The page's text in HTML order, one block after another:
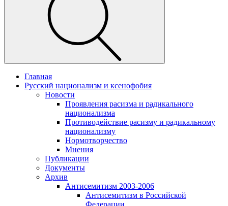
Главная
Русский национализм и ксенофобия
Новости
Проявления расизма и радикального
национализма
Противодействие расизму и радикальному
национализму
Нормотворчество
Мнения
Публикации
Документы
Архив
Антисемитизм 2003-2006
Антисемитизм в Российской
Федерации